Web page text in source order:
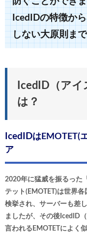
IcedIDの特徴か
しない大原則ま
IcedID（ア
は？
IcedIDはEMOTET(
ア
2020年に猛威を振るった
テット(EMOTET)は世界
検挙され、サーバーも差
ましたが、その後IcedID
言われるEMOTETによく